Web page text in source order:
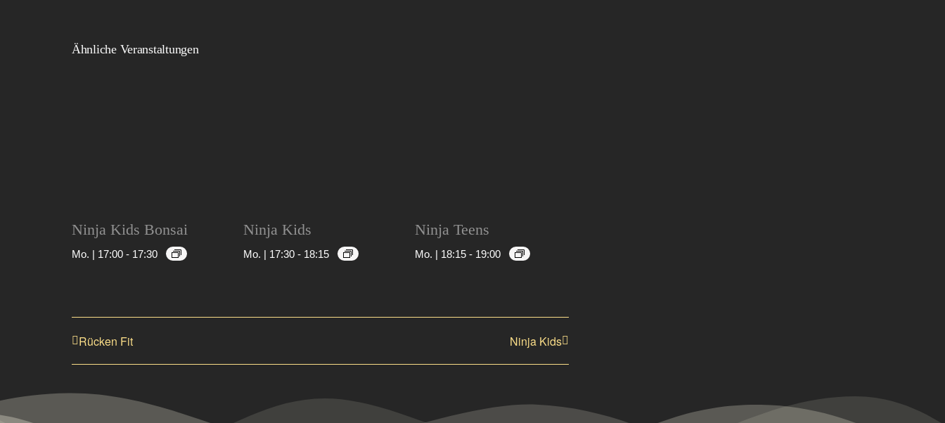
Ähnliche Veranstaltungen
Ninja Kids Bonsai
Mo. | 17:00 - 17:30
Ninja Kids
Mo. | 17:30 - 18:15
Ninja Teens
Mo. | 18:15 - 19:00
Rücken Fit Ninja Kids